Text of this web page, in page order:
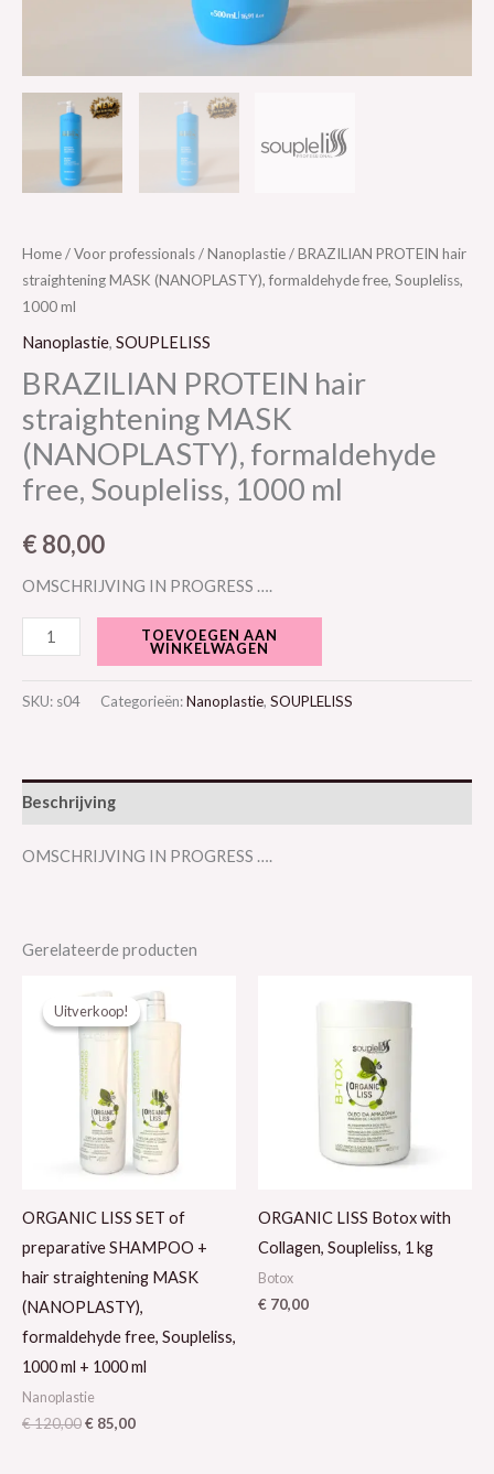
Home/Voor professionals/Nanoplastie/ BRAZILIAN PROTEIN hair
straightening MASK (NANOPLASTY), formaldehyde free, Soupleliss,
1000 ml
Nanoplastie, SOUPLELISS
BRAZILIAN PROTEIN hair
straightening MASK
(NANOPLASTY), formaldehyde
free, Soupleliss, 1000 ml
€ 80,00
OMSCHRIJVING IN PROGRESS ….
TOEVOEGEN AAN
WINKELWAGEN
SKU: s04 Categorieën:Nanoplastie, SOUPLELISS
Beschrijving
OMSCHRIJVING IN PROGRESS ….
Gerelateerde producten
Uitverkoop!
Uitverkoop!
ORGANIC LISS SET of
preparative SHAMPOO +
hair straightening MASK
(NANOPLASTY),
formaldehyde free, Soupleliss,
1000 ml + 1000 ml
Nanoplastie
€120,00
prijs
was:
€ 85,00
prijs
is:
ORGANIC LISS Botox with
Collagen, Soupleliss, 1 kg
Botox
€ 70,00